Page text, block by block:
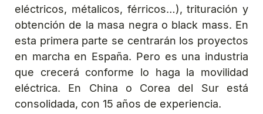
eléctricos, métalicos, férricos…), trituración y
obtención de la masa negra o black mass. En
esta primera parte se centrarán los proyectos
en marcha en España. Pero es una industria
que crecerá conforme lo haga la movilidad
eléctrica. En China o Corea del Sur está
consolidada, con 15 años de experiencia.